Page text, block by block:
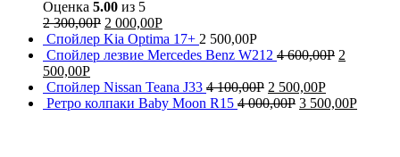
Оценка 5.00 из 5
2 300,00Р 2 000,00Р
Спойлер Kia Optima 17+ 2 500,00Р
Спойлер лезвие Mercedes Benz W212 4 600,00Р 2
500,00Р
Спойлер Nissan Teana J33 4 100,00Р 2 500,00Р
Ретро колпаки Baby Moon R15 4 000,00Р 3 500,00Р